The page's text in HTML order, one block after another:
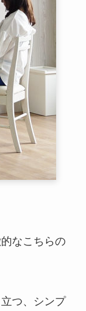
なこちらの
つ、シンプ